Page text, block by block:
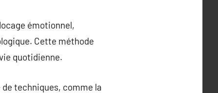
émotionnel,
Cette méthode
quotidienne.
techniques, comme la